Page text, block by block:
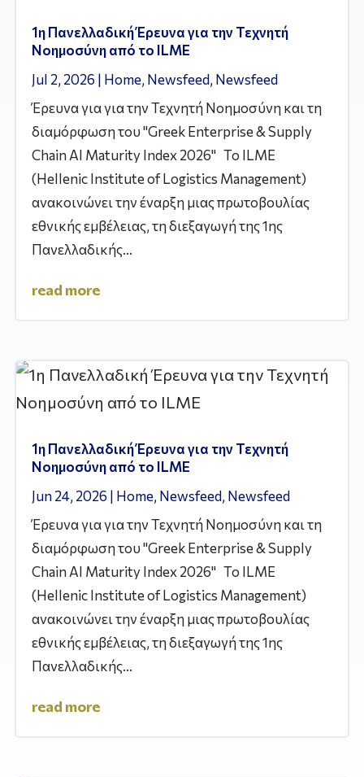
1η Πανελλαδική Έρευνα για την Τεχνητή
Νοημοσύνη από το ILME
Jul 2, 2026 | Home, Newsfeed, Newsfeed
Έρευνα για για την Τεχνητή Νοημοσύνη και τη
διαμόρφωση του "Greek Enterprise & Supply
Chain AI Maturity Index 2026" Το ILME
(Hellenic Institute of Logistics Management)
ανακοινώνει την έναρξη μιας πρωτοβουλίας
εθνικής εμβέλειας, τη διεξαγωγή της 1ης
Πανελλαδικής...
read more
1η Πανελλαδική Έρευνα για την Τεχνητή
Νοημοσύνη από το ILME
Jun 24, 2026 | Home, Newsfeed, Newsfeed
Έρευνα για για την Τεχνητή Νοημοσύνη και τη
διαμόρφωση του "Greek Enterprise & Supply
Chain AI Maturity Index 2026" Το ILME
(Hellenic Institute of Logistics Management)
ανακοινώνει την έναρξη μιας πρωτοβουλίας
εθνικής εμβέλειας, τη διεξαγωγή της 1ης
Πανελλαδικής...
read more